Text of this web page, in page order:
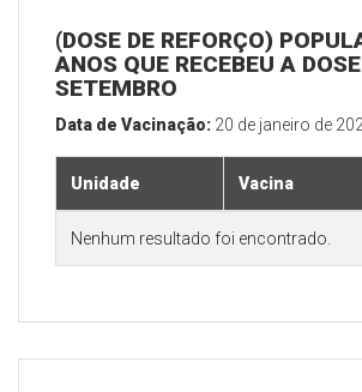
(DOSE DE REFORÇO)
ANOS QUE RECEBEU A
SETEMBRO
Data de Vacinação: 20 de janeiro de
Unidade Vacina
Nenhum resultado foi encontrado.